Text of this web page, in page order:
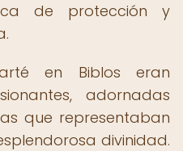
de protección y
en Biblos eran
adornadas
que representaban
divinidad.